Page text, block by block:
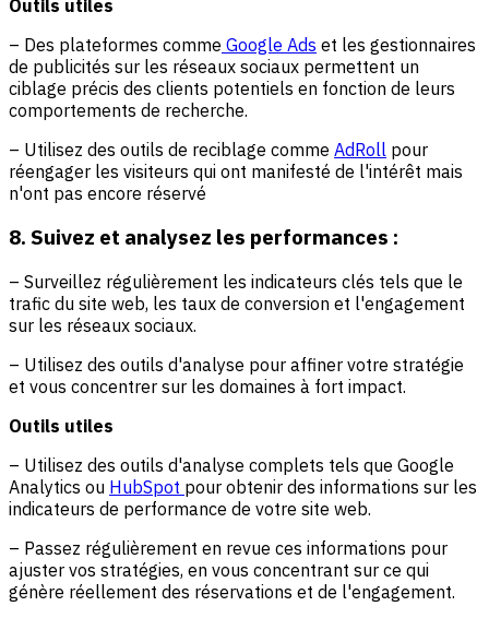
Outils utiles
– Des plateformes comme Google Ads et les gestionnaires
de publicités sur les réseaux sociaux permettent un
ciblage précis des clients potentiels en fonction de leurs
comportements de recherche.
– Utilisez des outils de reciblage comme AdRoll pour
réengager les visiteurs qui ont manifesté de l'intérêt mais
n'ont pas encore réservé
8. Suivez et analysez les performances :
– Surveillez régulièrement les indicateurs clés tels que le
trafic du site web, les taux de conversion et l'engagement
sur les réseaux sociaux.
– Utilisez des outils d'analyse pour affiner votre stratégie
et vous concentrer sur les domaines à fort impact.
Outils utiles
– Utilisez des outils d'analyse complets tels que Google
Analytics ou HubSpot pour obtenir des informations sur les
indicateurs de performance de votre site web.
– Passez régulièrement en revue ces informations pour
ajuster vos stratégies, en vous concentrant sur ce qui
génère réellement des réservations et de l'engagement.